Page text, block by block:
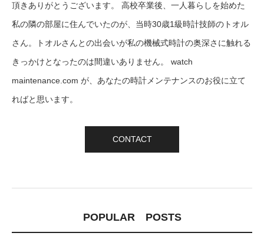
頂きありがとうございます。 高校卒業後、一人暮らしを始めた
私の隣の部屋に住んでいたのが、当時30歳1級時計技師のトオル
さん。トオルさんとの出会いが私の機械式時計の奥深さに触れる
きっかけとなったのは間違いありません。 watch
maintenance.com が、あなたの時計メンテナンスのお役に立て
ればと思います。
CONTACT
POPULAR POSTS